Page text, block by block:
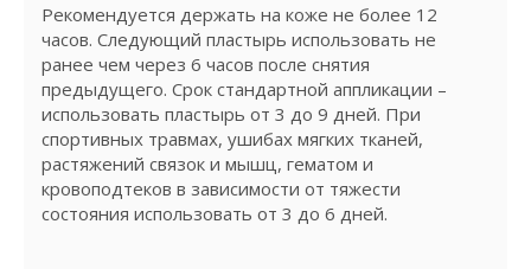
Рекомендуется держать на коже не более 12
часов. Следующий пластырь использовать не
ранее чем через 6 часов после снятия
предыдущего. Срок стандартной аппликации –
использовать пластырь от 3 до 9 дней. При
спортивных травмах, ушибах мягких тканей,
растяжений связок и мышц, гематом и
кровоподтеков в зависимости от тяжести
состояния использовать от 3 до 6 дней.